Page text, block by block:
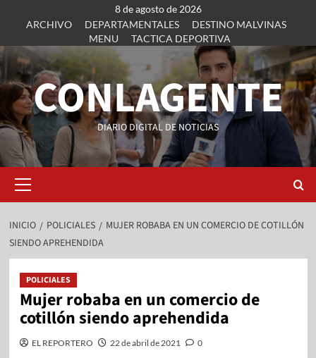
8 de agosto de 2026
ARCHIVO
DEPARTAMENTALES
DESTINO MALVINAS
MENU
TACTICA DEPORTIVA
CONLAGENTE
DIARIO DIGITAL DE NOTICIAS
INICIO POLICIALES
MUJER ROBABA EN UN COMERCIO DE COTILLÓN
SIENDO APREHENDIDA
POLICIALES
Mujer robaba en un comercio de
cotillón siendo aprehendida
EL REPORTERO 22 de abril de 2021 0